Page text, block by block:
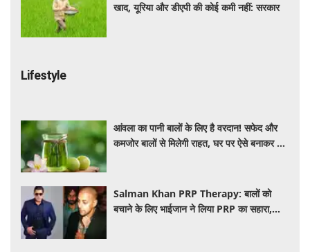
खाद, यूरिया और डीएपी की कोई कमी नहीं: सरकार
Lifestyle
आंवला का पानी बालों के लिए है वरदान! सफेद और
कमजोर बालों से मिलेगी राहत, घर पर ऐसे बनाकर करें
Salman Khan PRP Therapy: बालों को
बचाने के लिए भाईजान ने लिया PRP का सहारा,